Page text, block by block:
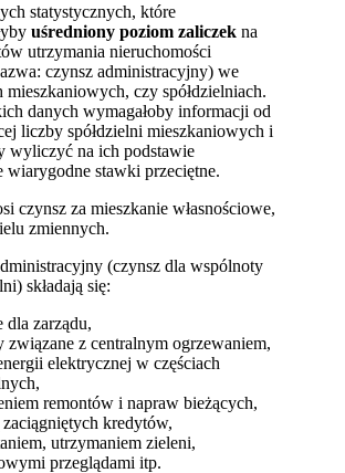
statystycznych, które
uśredniony poziom zaliczekna
utrzymania nieruchomości
czynsz administracyjny) we
mieszkaniowych, czy spółdzielniach.
danych wymagałoby informacji od
liczby spółdzielni mieszkaniowych i
wyliczyć na ich podstawie
wiarygodne stawki przeciętne.
czynsz za mieszkanie własnościowe,
zmiennych.
(czynsz dla wspólnoty
składają się:
dla zarządu,
związane z centralnym ogrzewaniem,
elektrycznej w częściach
remontów i napraw bieżących,
zaciągniętych kredytów,
utrzymaniem zieleni,
przeglądami itp.